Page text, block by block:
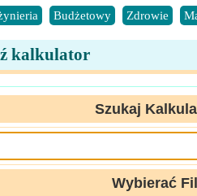
Budżetowy Zdrowie
kalkulator
Szukaj
Wybierać